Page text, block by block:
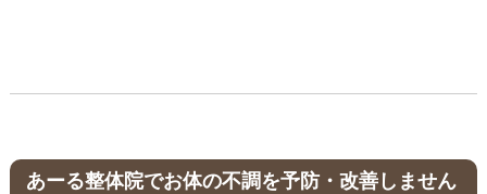
あーる整体院でお体の不調を予防・改善しません